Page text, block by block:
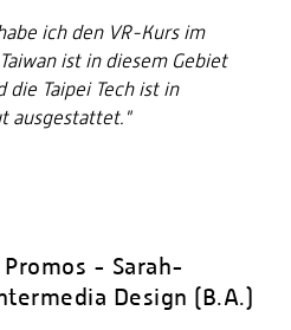
ich den VR-Kurs im
ist in diesem Gebiet
Taipei Tech ist in
ausgestattet."
- Sarah-
Design (B.A.)